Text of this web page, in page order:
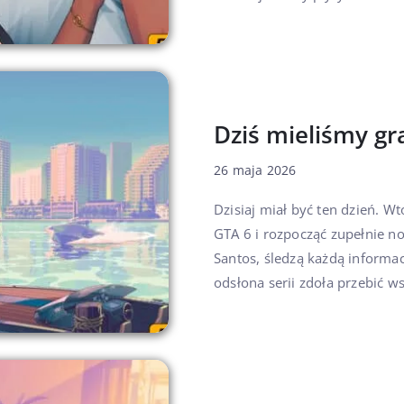
Dziś mieliśmy
26 maja 2026
Dzisiaj miał być ten dzień.
GTA 6 i rozpocząć zupełnie
Santos, śledzą każdą
odsłona serii zdoła przebić